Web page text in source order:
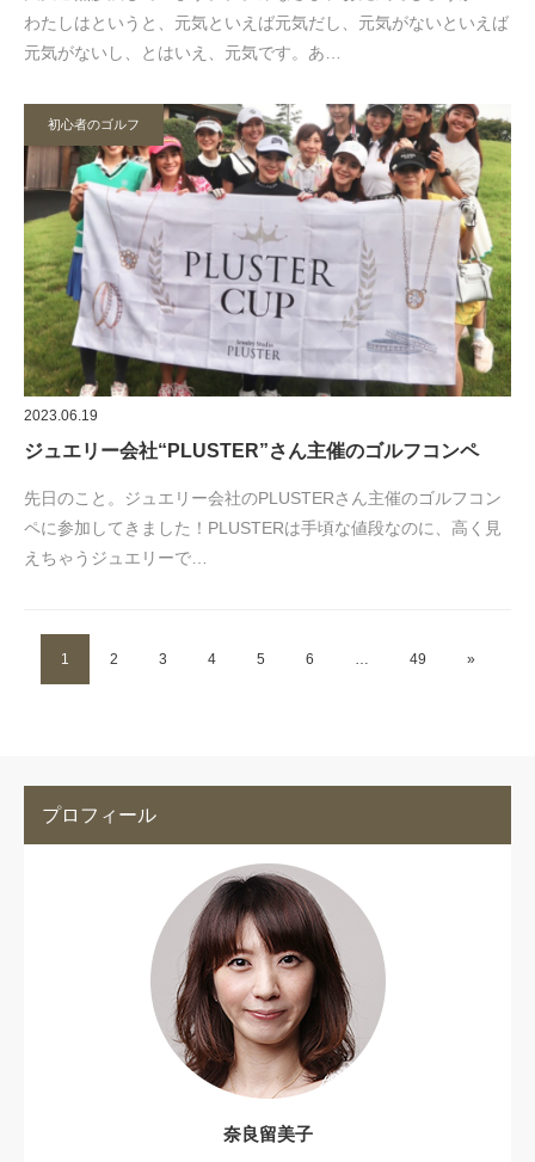
わたしはというと、元気といえば元気だし、元気がないといえば
元気がないし、とはいえ、元気です。あ…
初心者のゴルフ
2023.06.19
ジュエリー会社“PLUSTER”さん主催のゴルフコンペ
先日のこと。ジュエリー会社のPLUSTERさん主催のゴルフコン
ペに参加してきました！PLUSTERは手頃な値段なのに、高く見
えちゃうジュエリーで…
1 2 3 4 5 6 … 49 »
プロフィール
奈良留美子